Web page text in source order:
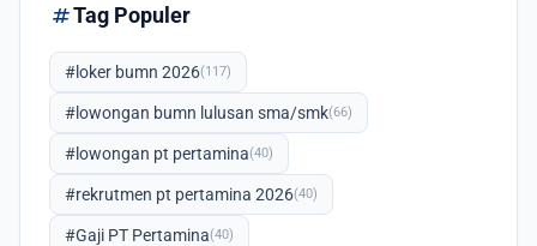
tagTag Populer
#loker bumn 2026(117)
#lowongan bumn lulusan sma/smk(66)
#lowongan pt pertamina(40)
#rekrutmen pt pertamina 2026(40)
#Gaji PT Pertamina(40)